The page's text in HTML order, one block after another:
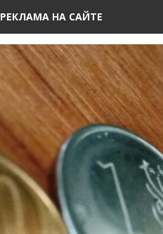
РЕКЛАМА НА САЙТЕ